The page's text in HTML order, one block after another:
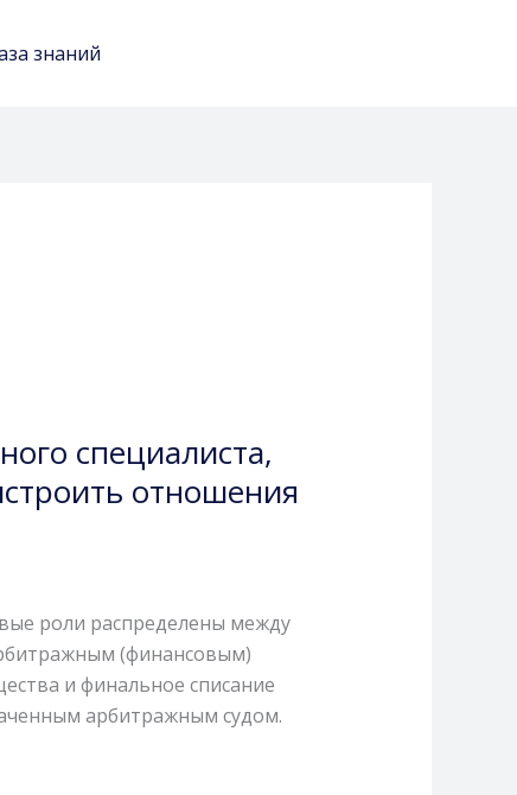
знаний
специалиста,
отношения
роли распределены между
(финансовым)
и финальное списание
арбитражным судом.